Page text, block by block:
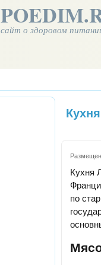
сайт о здоровом
Кухня
по